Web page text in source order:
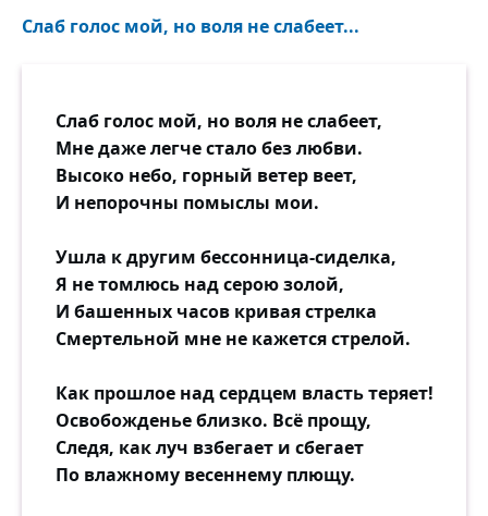
Слаб голос мой, но воля не слабеет...
Слаб голос мой, но воля не слабеет,
Мне даже легче стало без любви.
Высоко небо, горный ветер веет,
И непорочны помыслы мои.
Ушла к другим бессонница-сиделка,
Я не томлюсь над серою золой,
И башенных часов кривая стрелка
Смертельной мне не кажется стрелой.
Как прошлое над сердцем власть теряет!
Освобожденье близко. Всё прощу,
Следя, как луч взбегает и сбегает
По влажному весеннему плющу.